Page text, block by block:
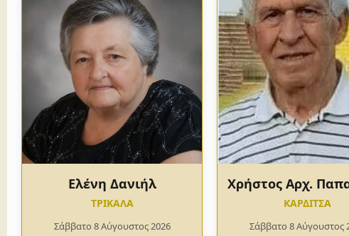
Ελένη Δανιήλ
ΤΡΙΚΑΛΑ
Σάββατο 8 Αύγουστος 2026
Χρήστος Αρχ.
ΚΑΡΔΙΤΣΑ
Σάββατο 8 Αύγουστος